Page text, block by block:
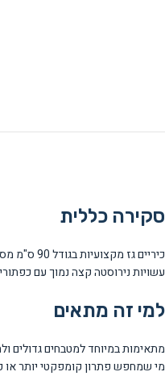
סקירה כללית
עשויות נירוסטה קצה נמוך עם
למי זה מתאים
מתאימות במיוחד למטבחים גדולים
מי שמחפש פתרון קומפקטי יותר או